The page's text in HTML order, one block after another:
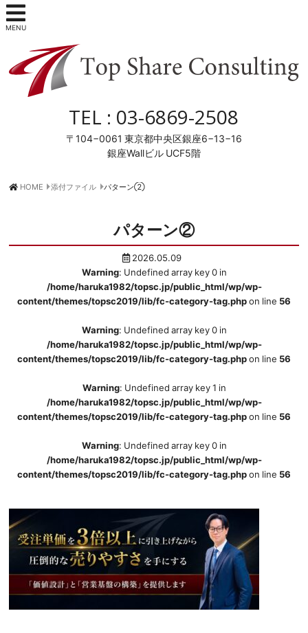
MENU
〒104−0061 東京都中央区銀座6−13−16
銀座Wallビル UCF5階
TEL : 03-6869-2508
HOME 添付ファイル パターン②
パターン②
2026.05.09
Warning: Undefined array key 0 in
/home/haruka1982/topsc.jp/public_html/wp/wp-
content/themes/topsc2019/lib/fc-category-tag.phpon line 56
Warning: Undefined array key 0 in
/home/haruka1982/topsc.jp/public_html/wp/wp-
content/themes/topsc2019/lib/fc-category-tag.phpon line 56
Warning: Undefined array key 1 in
/home/haruka1982/topsc.jp/public_html/wp/wp-
content/themes/topsc2019/lib/fc-category-tag.phpon line 56
Warning: Undefined array key 0 in
/home/haruka1982/topsc.jp/public_html/wp/wp-
content/themes/topsc2019/lib/fc-category-tag.phpon line 56